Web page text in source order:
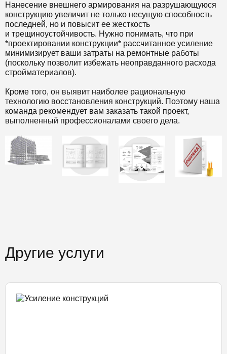
Нанесение внешнего армирования на разрушающуюся
конструкцию увеличит не только несущую способность
последней, но и повысит ее жесткость
и трещиноустойчивость. Нужно понимать, что при
*проектировании конструкции* рассчитанное усиление
минимизирует ваши затраты на ремонтные работы
(поскольку позволит избежать неоправданного расхода
стройматериалов).
Кроме того, он выявит наиболее рациональную
технологию восстановления конструкций. Поэтому наша
команда рекомендует вам заказать такой проект,
выполненный профессионалами своего дела.
Другие услуги